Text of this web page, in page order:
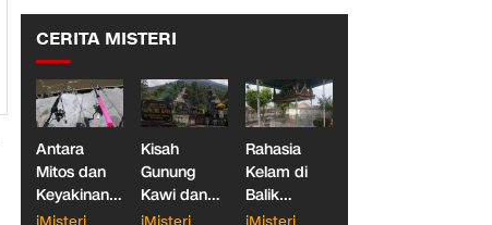
CERITA MISTERI
Antara
Mitos dan
Keyakinan,
Ketika
Kisah
Gunung
Kawi dan
Dua
Rahasia
Kelam di
Balik
Makam